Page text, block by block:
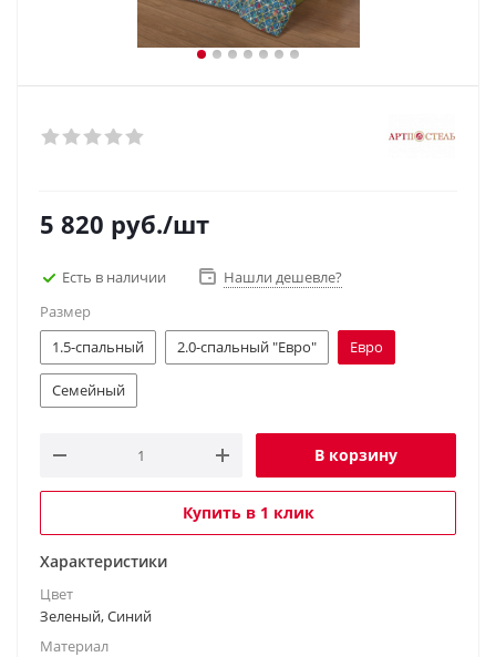
5 820 руб./шт
Есть в наличии
Нашли дешевле?
Размер
1.5-спальный
2.0-спальный "Евро" Евро
Семейный
В корзину
Купить в 1 клик
Характеристики
Цвет
Зеленый, Синий
Материал